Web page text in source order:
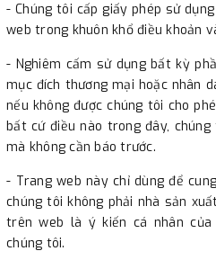
- Chúng tôi cấp giấy phép sử
web trong khuôn khổ điều khoản
- Nghiêm cấm sử dụng bất kỳ
mục đích thương mại hoặc nhân
nếu không được chúng tôi cho
bất cứ điều nào trong đây,
mà không cần báo trước.
- Trang web này chỉ dùng để
chúng tôi không phải nhà sản
trên web là ý kiến cá nhân của
chúng tôi.